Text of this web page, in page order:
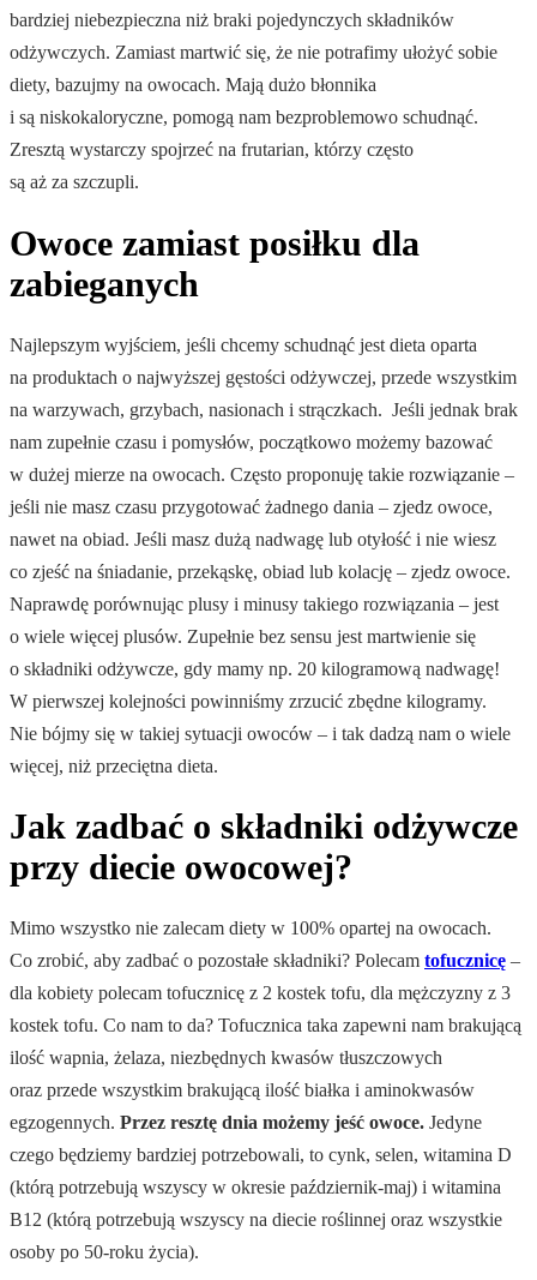
bardziej niebezpieczna niż braki pojedynczych składników
odżywczych. Zamiast martwić się, że nie potrafimy ułożyć sobie
diety, bazujmy na owocach. Mają dużo błonnika
i są niskokaloryczne, pomogą nam bezproblemowo schudnąć.
Zresztą wystarczy spojrzeć na frutarian, którzy często
są aż za szczupli.
Owoce zamiast posiłku dla
zabieganych
Najlepszym wyjściem, jeśli chcemy schudnąć jest dieta oparta
na produktach o najwyższej gęstości odżywczej, przede wszystkim
na warzywach, grzybach, nasionach i strączkach. Jeśli jednak brak
nam zupełnie czasu i pomysłów, początkowo możemy bazować
w dużej mierze na owocach. Często proponuję takie rozwiązanie –
jeśli nie masz czasu przygotować żadnego dania – zjedz owoce,
nawet na obiad. Jeśli masz dużą nadwagę lub otyłość i nie wiesz
co zjeść na śniadanie, przekąskę, obiad lub kolację – zjedz owoce.
Naprawdę porównując plusy i minusy takiego rozwiązania – jest
o wiele więcej plusów. Zupełnie bez sensu jest martwienie się
o składniki odżywcze, gdy mamy np. 20 kilogramową nadwagę!
W pierwszej kolejności powinniśmy zrzucić zbędne kilogramy.
Nie bójmy się w takiej sytuacji owoców – i tak dadzą nam o wiele
więcej, niż przeciętna dieta.
Jak zadbać o składniki odżywcze
przy diecie owocowej?
Mimo wszystko nie zalecam diety w 100% opartej na owocach.
Co zrobić, aby zadbać o pozostałe składniki? Polecam tofucznicę –
dla kobiety polecam tofucznicę z 2 kostek tofu, dla mężczyzny z 3
kostek tofu. Co nam to da? Tofucznica taka zapewni nam brakującą
ilość wapnia, żelaza, niezbędnych kwasów tłuszczowych
oraz przede wszystkim brakującą ilość białka i aminokwasów
egzogennych. Przez resztę dnia możemy jeść owoce. Jedyne
czego będziemy bardziej potrzebowali, to cynk, selen, witamina D
(którą potrzebują wszyscy w okresie październik-maj) i witamina
B12 (którą potrzebują wszyscy na diecie roślinnej oraz wszystkie
osoby po 50-roku życia).